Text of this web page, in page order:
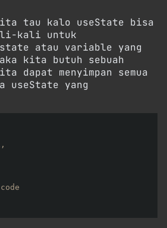
tau kalo useState bisa
kali untuk
atau variable yang
kita butuh sebuah
dapat menyimpan semua
useState yang
,